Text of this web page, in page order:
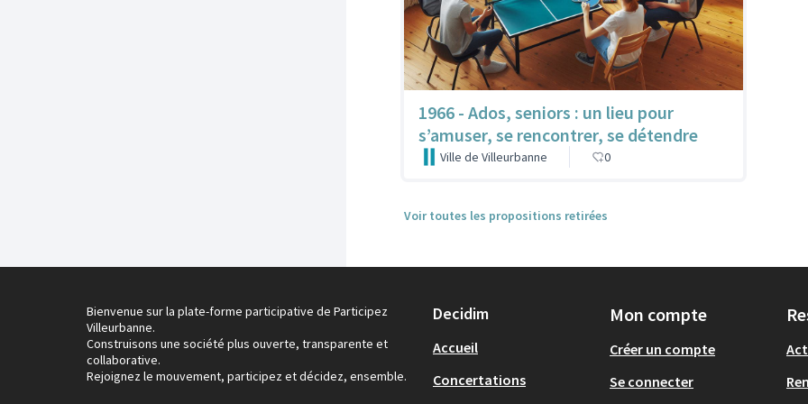
1966 - Ados, seniors : un lieu pour
s’amuser, se rencontrer, se détendre
Ville de Villeurbanne 0
Voir toutes les propositions retirées
Bienvenue sur la plate-forme participative de Participez
Villeurbanne.
Construisons une société plus ouverte, transparente et
collaborative.
Rejoignez le mouvement, participez et décidez, ensemble.
Decidim
Accueil
Concertations
Mon compte
Créer un compte
Se connecter